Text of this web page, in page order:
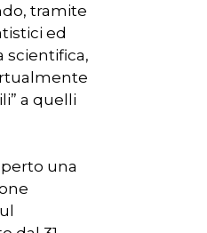
tramite
ed
scientifica,
a quelli
una